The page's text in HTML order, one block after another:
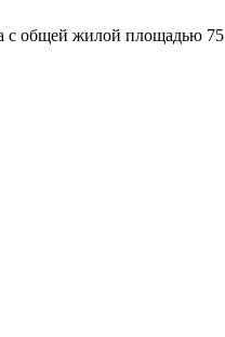
с общей жилой площадью